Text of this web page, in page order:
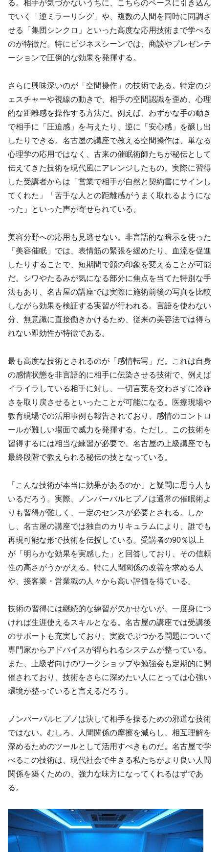
る。相手が気づかないうちに、こちらのペースに引き込ん
でいく「逆ミラーリング」や、複数の人間を同時に同調さ
せる「集団シンクロ」といった高度な応用技術まで学べる
のが特徴だ。特にビジネスシーンでは、商談やプレゼンテ
ーションで圧倒的な効果を発揮する。
さらに興味深いのが「空間操作」の技術である。特定のジ
ェスチャーや視線の動きで、相手の空間認識を歪め、心理
的な距離感を操作する方法だ。例えば、わずかな手の動き
で相手に「圧迫感」を与えたり、逆に「安心感」を醸し出
したりできる。名古屋の講座で教える空間操作は、単なる
心理学の応用ではなく、古来の催眠術師たちが秘伝として
伝えてきた技術を現代風にアレンジしたもの。実際に習得
した受講者からは「営業で相手が自然と契約書にサインし
てくれた」「苦手な人との距離感がうまく取れるようにな
った」といった声が寄せられている。
美容分野への応用も見逃せない。非言語的な暗示を使った
「美容催眠」では、表情筋の緊張を緩めたり、血流を促進
したりすることで、短期間で顔の印象を変えることが可能
だ。シワやたるみが気になる部分に焦点を当てた特別な手
法もあり、名古屋の講座では実際に施術前後の写真を比較
しながら効果を検証する実習が行われる。言語を使わない
分、無意識に直接働きかけるため、従来の美容法では得ら
れない即効性が特徴である。
最も高度な技術とされるのが「感情転写」だ。これは自身
の感情状態を非言語的に相手に伝染させる技術で、例えば
イライラしている相手に対し、一切言葉を交わさずに冷静
さを取り戻させるといったことが可能になる。医療現場や
教育現場での活用事例も報告されており、感情のコントロ
ールが難しい場面で威力を発揮する。ただし、この技術を
習得するには相当な練習が必要で、名古屋の上級講座でも
最終段階で教えられる秘伝の技となっている。
「こんな技術が本当に効果があるのか」と疑問に思う人も
いるだろう。実際、ノンバーバルヒプノは通常の催眠術よ
りも習得が難しく、一定のセンスが必要とされる。しか
し、名古屋の講座では独自のカリキュラムにより、誰でも
再現可能な形で技術を伝授している。受講者の90％以上
が「明らかな効果を実感した」と回答しており、その信頼
性の高さがうかがえる。特に人間関係の改善を求める人
や、接客業・営業職の人々から高い評価を得ている。
技術の習得には継続的な練習が欠かせないが、一度身につ
ければ生涯使えるスキルとなる。名古屋の講座では受講後
のサポートも充実しており、実践でぶつかる問題について
専門家からアドバイスが得られるシステムが整っている。
また、上級者向けのワークショップや勉強会も定期的に開
催されており、技術をさらに深めたい人にとっては心強い
環境が整っていると言えるだろう。
ノンバーバルヒプノは決して相手を操るための邪道な技術
ではない。むしろ、人間関係の摩擦を減らし、相互理解を
深めるためのツールとして活用すべきものだ。名古屋で学
べるこの技術は、現代社会で生きる私たちがより良い人間
関係を築くための、強力な味方になってくれるはずであ
る。